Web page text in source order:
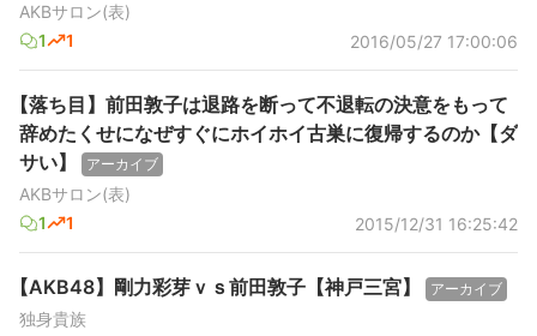
AKBサロン(表)
1
1 2016/05/27 17:00:06
【落ち目】前田敦子は退路を断って不退転の決意をもって
辞めたくせになぜすぐにホイホイ古巣に復帰するのか【ダ
サい】
アーカイブ
AKBサロン(表)
1
1 2015/12/31 16:25:42
【AKB48】剛力彩芽ｖｓ前田敦子【神戸三宮】 アーカイブ
独身貴族